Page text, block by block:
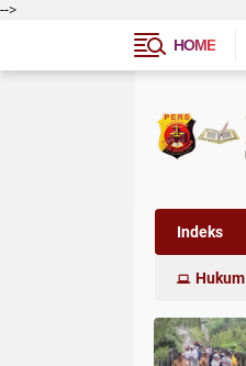
-->
HOME
Indeks
Hukum